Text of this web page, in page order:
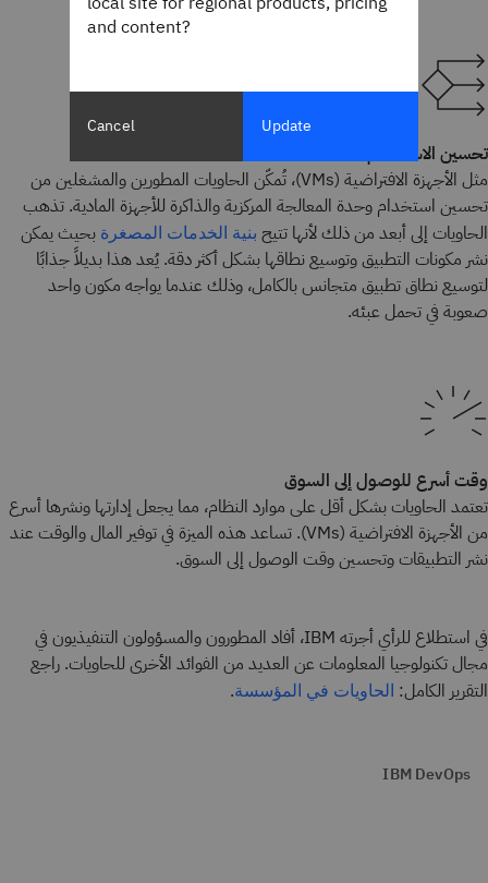
تحسين الاستخدام
مثل الأجهزة الافتراضية (VMs)، تُمكّن الحاويات المطورين والمشغلين من
تحسين استخدام وحدة المعالجة المركزية والذاكرة للأجهزة المادية. تذهب
الحاويات إلى أبعد من ذلك لأنها تتيح بنية الخدمات المصغرة بحيث يمكن
نشر مكونات التطبيق وتوسيع نطاقها بشكل أكثر دقة. يُعد هذا بديلاً جذابًا
لتوسيع نطاق تطبيق متجانس بالكامل، وذلك عندما يواجه مكون واحد
صعوبة في تحمل عبئه.
وقت أسرع للوصول إلى السوق
تعتمد الحاويات بشكل أقل على موارد النظام، مما يجعل إدارتها ونشرها أسرع
من الأجهزة الافتراضية (VMs). تساعد هذه الميزة في توفير المال والوقت عند
نشر التطبيقات وتحسين وقت الوصول إلى السوق.
في استطلاع للرأي أجرته IBM، أفاد المطورون والمسؤولون التنفيذيون في
مجال تكنولوجيا المعلومات عن العديد من الفوائد الأخرى للحاويات. راجع
التقرير الكامل: الحاويات في المؤسسة.
IBM DevOps
and content?
Cancel Update